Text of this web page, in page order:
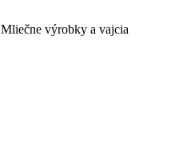
Mliečne výrobky a vajcia